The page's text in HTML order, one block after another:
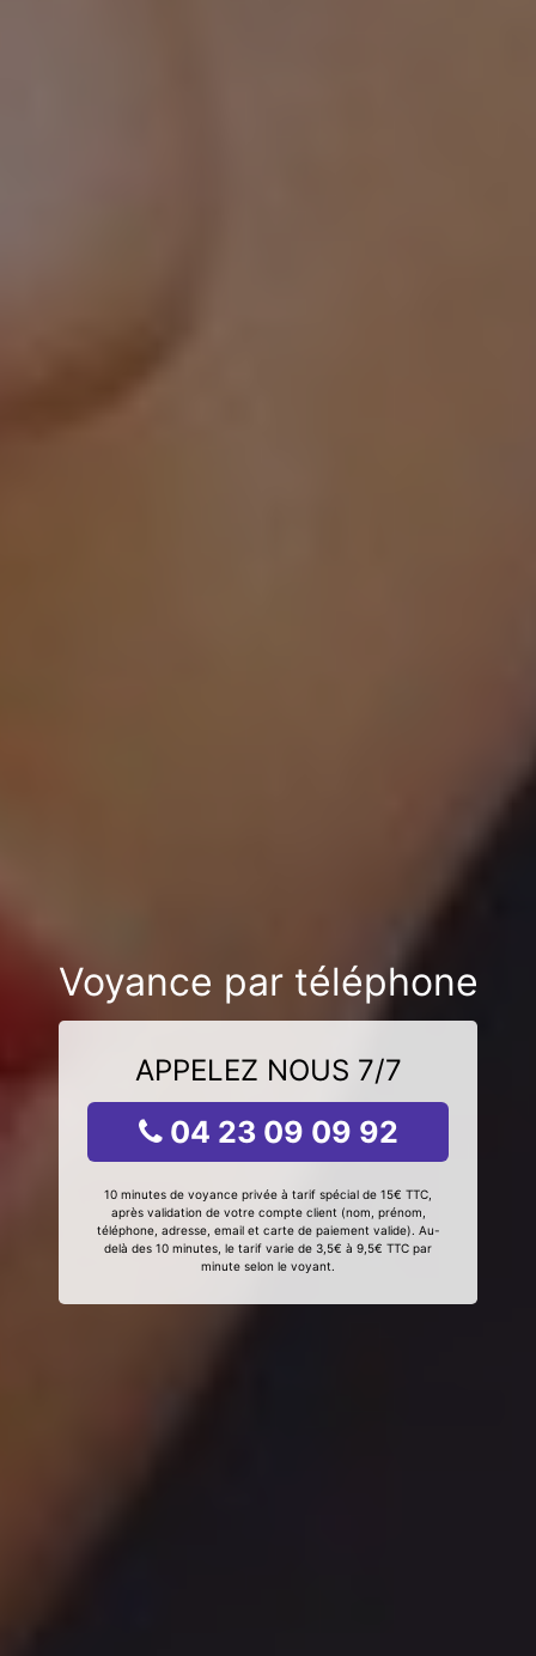
Voyance par téléphone
APPELEZ NOUS 7/7
04 23 09 09 92
10 minutes de voyance privée à tarif spécial de 15€ TTC,
après validation de votre compte client (nom, prénom,
téléphone, adresse, email et carte de paiement valide). Au-
delà des 10 minutes, le tarif varie de 3,5€ à 9,5€ TTC par
minute selon le voyant.